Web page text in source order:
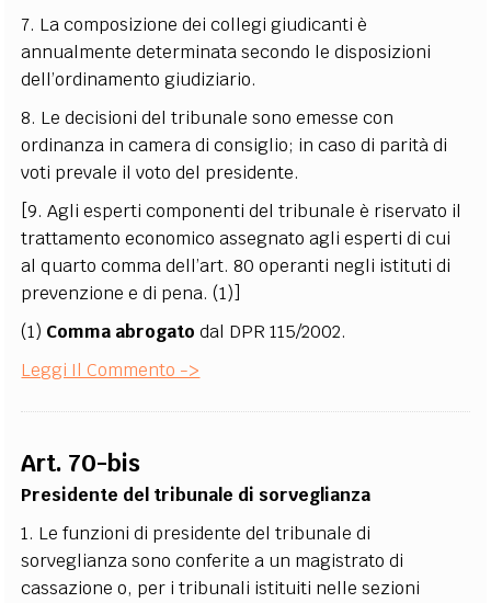
7. La composizione dei collegi giudicanti è
annualmente determinata secondo le disposizioni
dell’ordinamento giudiziario.
8. Le decisioni del tribunale sono emesse con
ordinanza in camera di consiglio; in caso di parità di
voti prevale il voto del presidente.
[9. Agli esperti componenti del tribunale è riservato il
trattamento economico assegnato agli esperti di cui
al quarto comma dell’art. 80 operanti negli istituti di
prevenzione e di pena. (1)]
(1) Comma abrogato dal DPR 115/2002.
Leggi Il Commento ->
Art. 70-bis
Presidente del tribunale di sorveglianza
1. Le funzioni di presidente del tribunale di
sorveglianza sono conferite a un magistrato di
cassazione o, per i tribunali istituiti nelle sezioni